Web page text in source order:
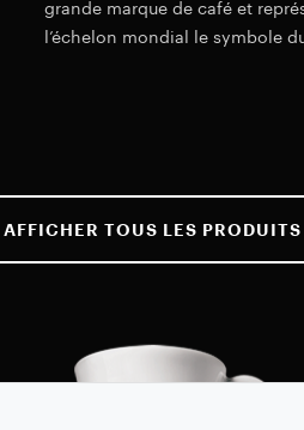
grande marque de café et
l’échelon mondial le symbole
AFFICHER TOUS LES PRODUITS